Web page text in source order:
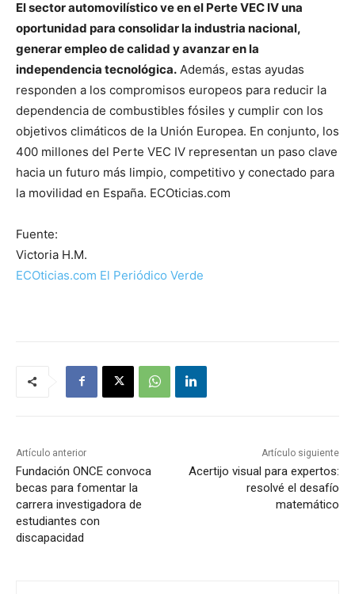
El sector automovilístico ve en el Perte VEC IV una
oportunidad para consolidar la industria nacional,
generar empleo de calidad y avanzar en la
independencia tecnológica. Además, estas ayudas
responden a los compromisos europeos para reducir la
dependencia de combustibles fósiles y cumplir con los
objetivos climáticos de la Unión Europea. En conjunto, los
400 millones del Perte VEC IV representan un paso clave
hacia un futuro más limpio, competitivo y conectado para
la movilidad en España. ECOticias.com
Fuente:
Victoria H.M.
ECOticias.com El Periódico Verde
Artículo anterior
Fundación ONCE convoca
becas para fomentar la
carrera investigadora de
estudiantes con
discapacidad
Artículo siguiente
Acertijo visual para expertos:
resolvé el desafío
matemático